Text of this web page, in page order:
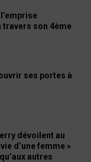
travers son 4ème
ses portes à
dévoilent au
d’une femme »
autres